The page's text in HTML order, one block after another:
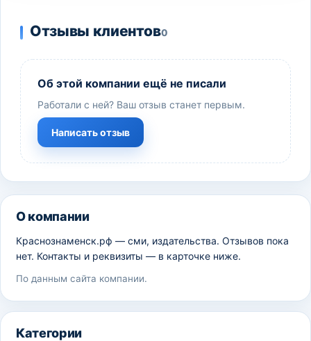
Отзывы клиентов0
Об этой компании ещё не писали
Работали с ней? Ваш отзыв станет первым.
Написать отзыв
О компании
Краснознаменск.рф — сми, издательства. Отзывов пока
нет. Контакты и реквизиты — в карточке ниже.
По данным сайта компании.
Категории